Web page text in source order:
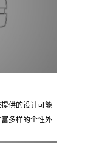
供的设计可能
多样的个性外